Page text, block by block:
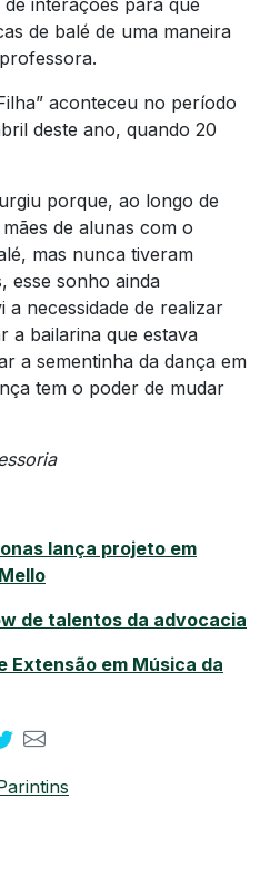
interações para que
de balé de uma maneira
aconteceu no período
deste ano, quando 20
porque, ao longo de
de alunas com o
mas nunca tiveram
esse sonho ainda
a necessidade de realizar
a bailarina que estava
a sementinha da dança em
tem o poder de mudar
lança projeto em
de talentos da advocacia
Extensão em Música da